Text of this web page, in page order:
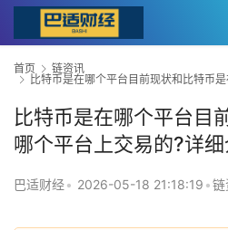
首页
链资讯
比特币是在哪个平台目前现状和比特币
比特币是在哪个平台目
哪个平台上交易的?详
巴适财经• 2026-05-18 21:18:19 •链